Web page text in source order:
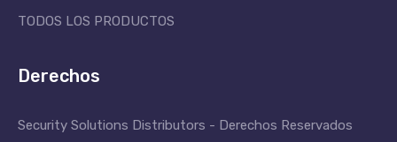
TODOS LOS PRODUCTOS
Derechos
Security Solutions Distributors - Derechos Reservados